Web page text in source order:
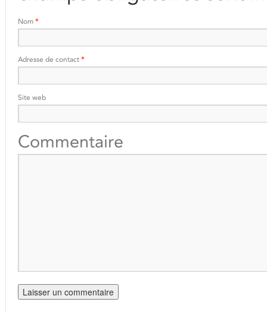
Nom *
Adresse de contact *
Site web
Commentaire